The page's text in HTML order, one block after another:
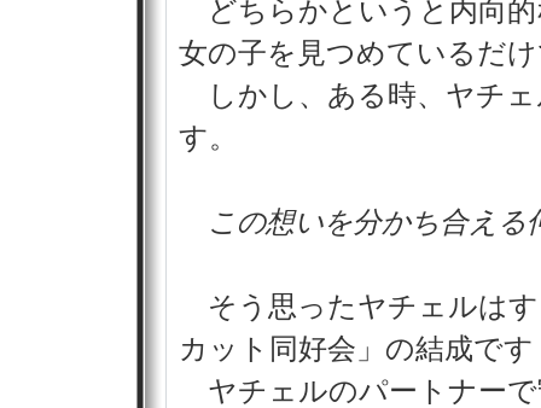
どちらかというと内向
女の子を見つめているだ
しかし、ある時、ヤチ
す。
この想いを分かち合え
そう思ったヤチェルは
カット同好会」の結成です
ヤチェルのパートナーで